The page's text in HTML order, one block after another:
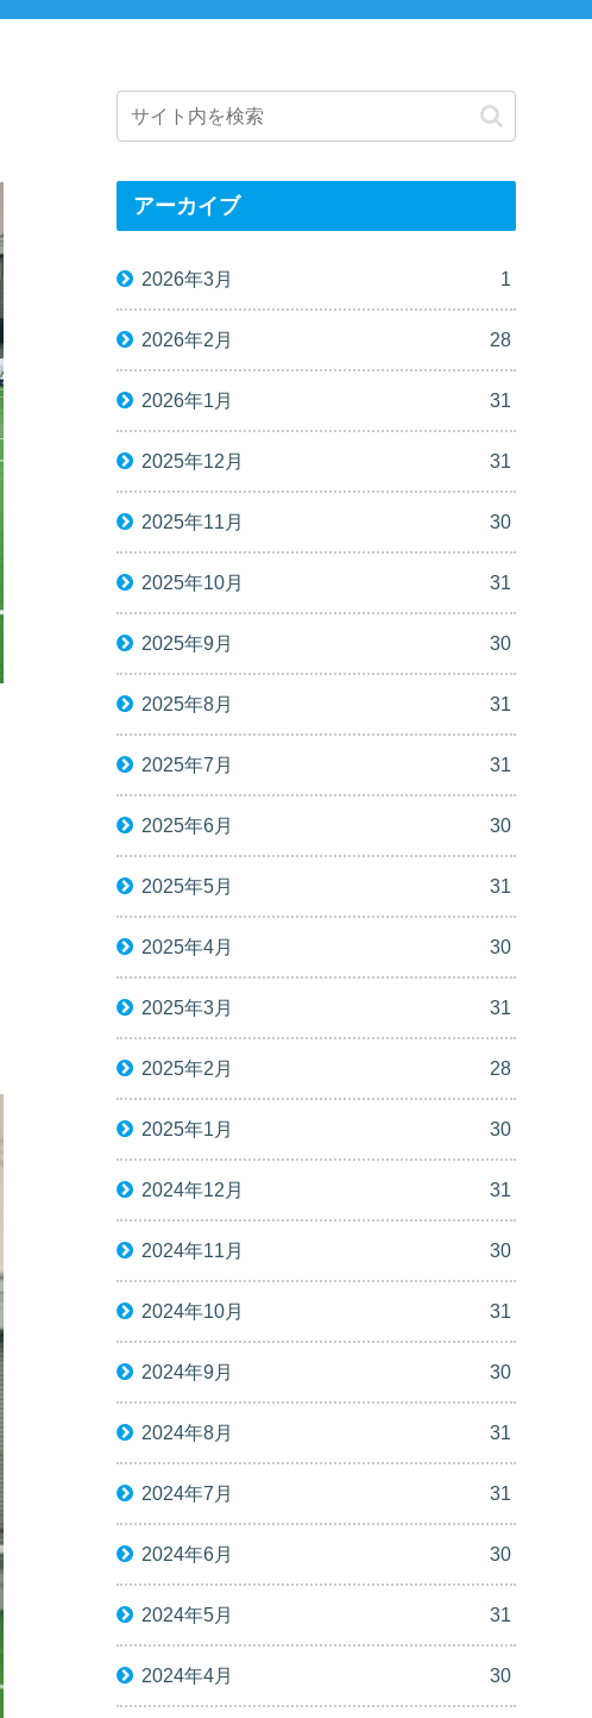
アーカイブ
2026年3月 1
2026年2月 28
2026年1月 31
2025年12月 31
2025年11月 30
2025年10月 31
2025年9月 30
2025年8月 31
2025年7月 31
2025年6月 30
2025年5月 31
2025年4月 30
2025年3月 31
2025年2月 28
2025年1月 30
2024年12月 31
2024年11月 30
2024年10月 31
2024年9月 30
2024年8月 31
2024年7月 31
2024年6月 30
2024年5月 31
2024年4月 30